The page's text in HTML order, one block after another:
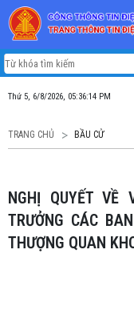
Thứ 5, 6/8/2026, 05:36:14 PM
TRANG CHỦ BẦU CỬ
NGHỊ QUYẾT VỀ VIỆC XÁC NHẬN KẾT QUẢ BẦU
TRƯỞNG CÁC
THƯỢNG QUAN